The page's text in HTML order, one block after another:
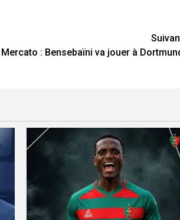
Mercato : Bensebaïni va jouer à